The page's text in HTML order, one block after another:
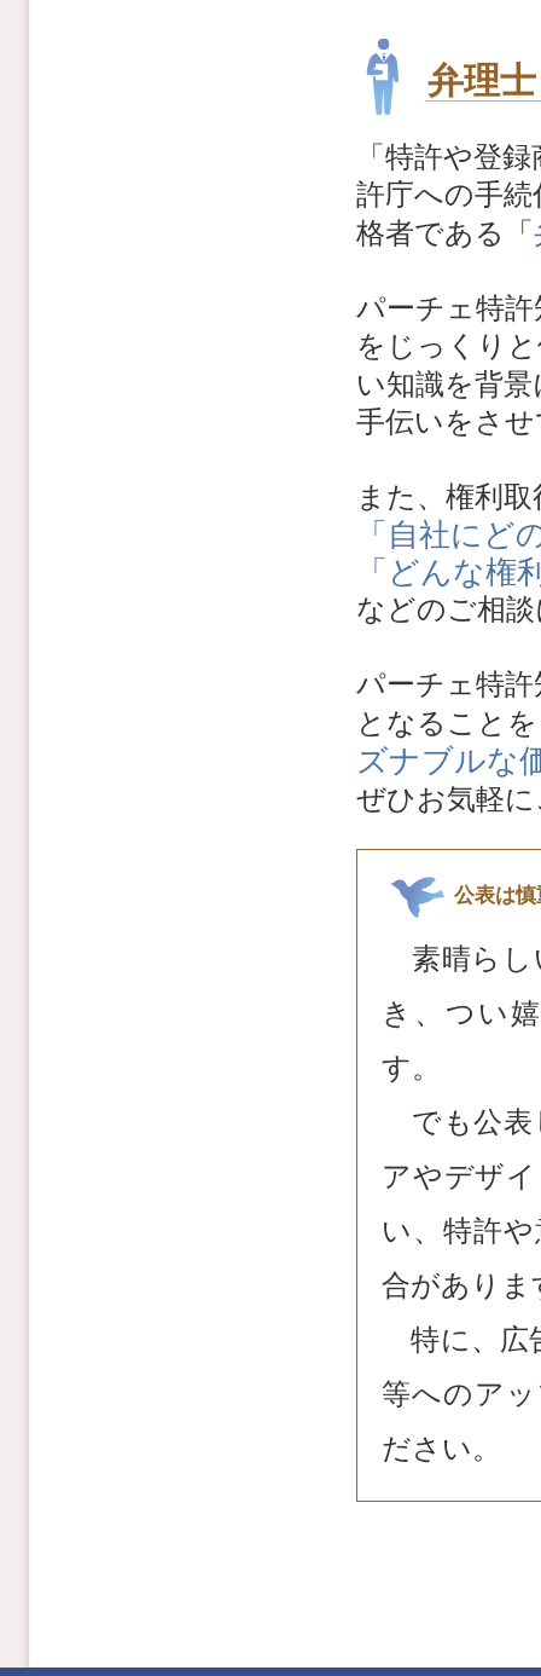
弁理
「特許や登
許庁への手
格者である「
パーチェ特
をじっくり
い知識を背景
手伝いをさ
また、権利
「自社にど
「どんな権
などのご相
パーチェ特
となること
ズナブルな
ぜひお気軽
公表は
素晴らし
き、つい
す。
でも公表
アやデザ
い、特許
合がありま
特に、広
等へのア
ださい。